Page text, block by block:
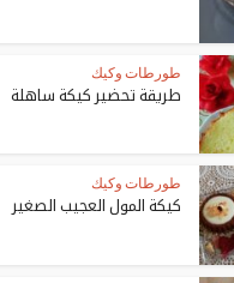
طورطات وكيك
طريقة تحضير كيكة ساهلة
طورطات وكيك
كيكة المول العجيب الصغير